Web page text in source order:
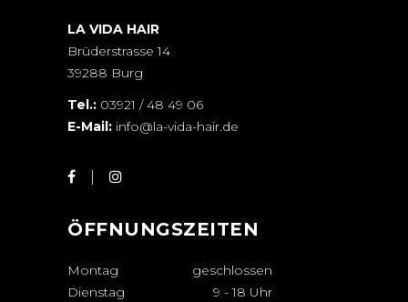
LA VIDA HAIR
Brüderstrasse 14
39288 Burg
Tel.: 03921 / 48 49 06
E-Mail: info@la-vida-hair.de
ÖFFNUNGSZEITEN
Montag
geschlossen
Dienstag
9 - 18 Uhr